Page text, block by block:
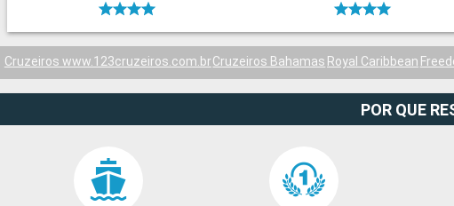
Cruzeiros www.123cruzeiros.com.brCruzeiros Bahamas Royal Caribbean
POR QUE